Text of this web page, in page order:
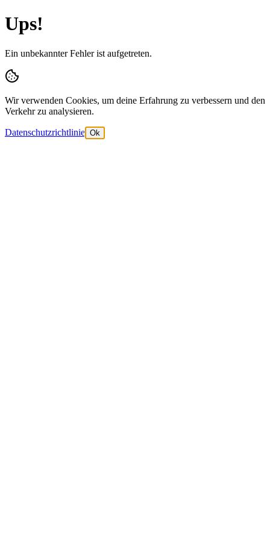
Ups!
Ein unbekannter Fehler ist aufgetreten.
Wir verwenden Cookies, um deine Erfahrung zu verbessern und den
Verkehr zu analysieren.
Datenschutzrichtlinie Ok